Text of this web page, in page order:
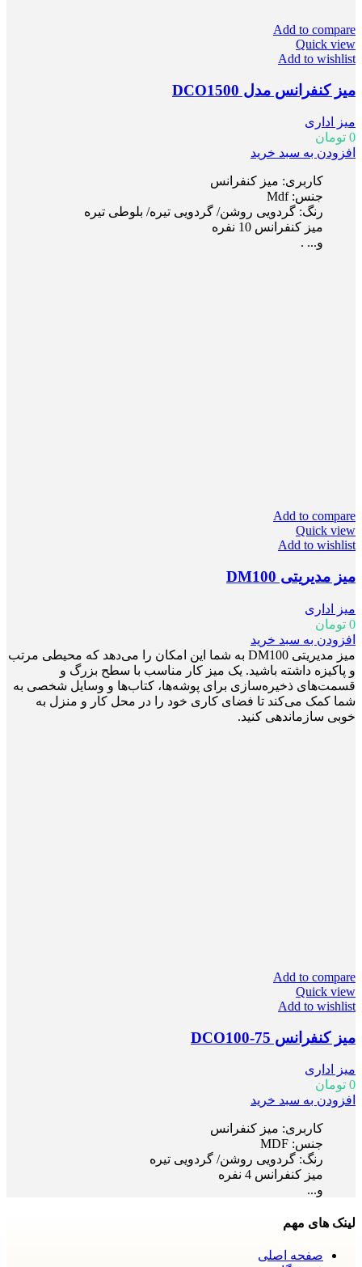
Add to compare
Quick view
Add to wishlist
میز کنفرانس مدل DCO1500
میز اداری
0 تومان
افزودن به سبد خرید
کاربری: میز کنفرانس
جنس: Mdf
رنگ: گردویی روشن/ گردویی تیره/ بلوطی تیره
میز کنفرانس 10 نفره
و... .
Add to compare
Quick view
Add to wishlist
میز مدیریتی DM100
میز اداری
0 تومان
افزودن به سبد خرید
میز مدیریتی DM100 به شما این امکان را می‌دهد که محیطی مرتب
و پاکیزه داشته باشید. یک میز کار مناسب با سطح بزرگ و
قسمت‌های ذخیره‌سازی برای پوشه‌ها، کتاب‌ها و وسایل شخصی به
شما کمک می‌کند تا فضای کاری خود را در محل کار و منزل به
خوبی سازماندهی کنید.
Add to compare
Quick view
Add to wishlist
میز کنفرانس DCO100-75
میز اداری
0 تومان
افزودن به سبد خرید
کاربری: میز کنفرانس
جنس: MDF
رنگ: گردویی روشن/ گردویی تیره
میز کنفرانس 4 نفره
و...
لینک های مهم
صفحه اصلی